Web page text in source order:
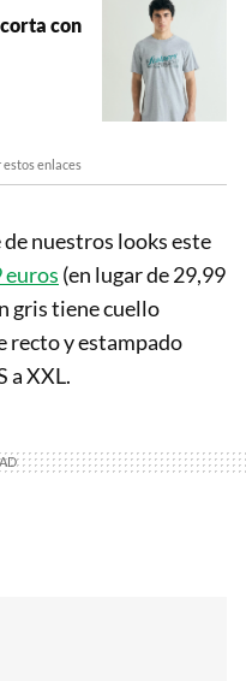
con
estos enlaces
de nuestros looks este
euros (en lugar de 29,99
gris tiene cuello
recto y estampado
a XXL.